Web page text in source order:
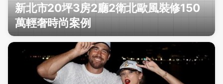
新北市20坪3房2廳2衛北歐風裝修150
萬輕奢時尚案例